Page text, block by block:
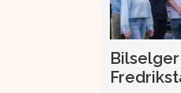
Bilselger